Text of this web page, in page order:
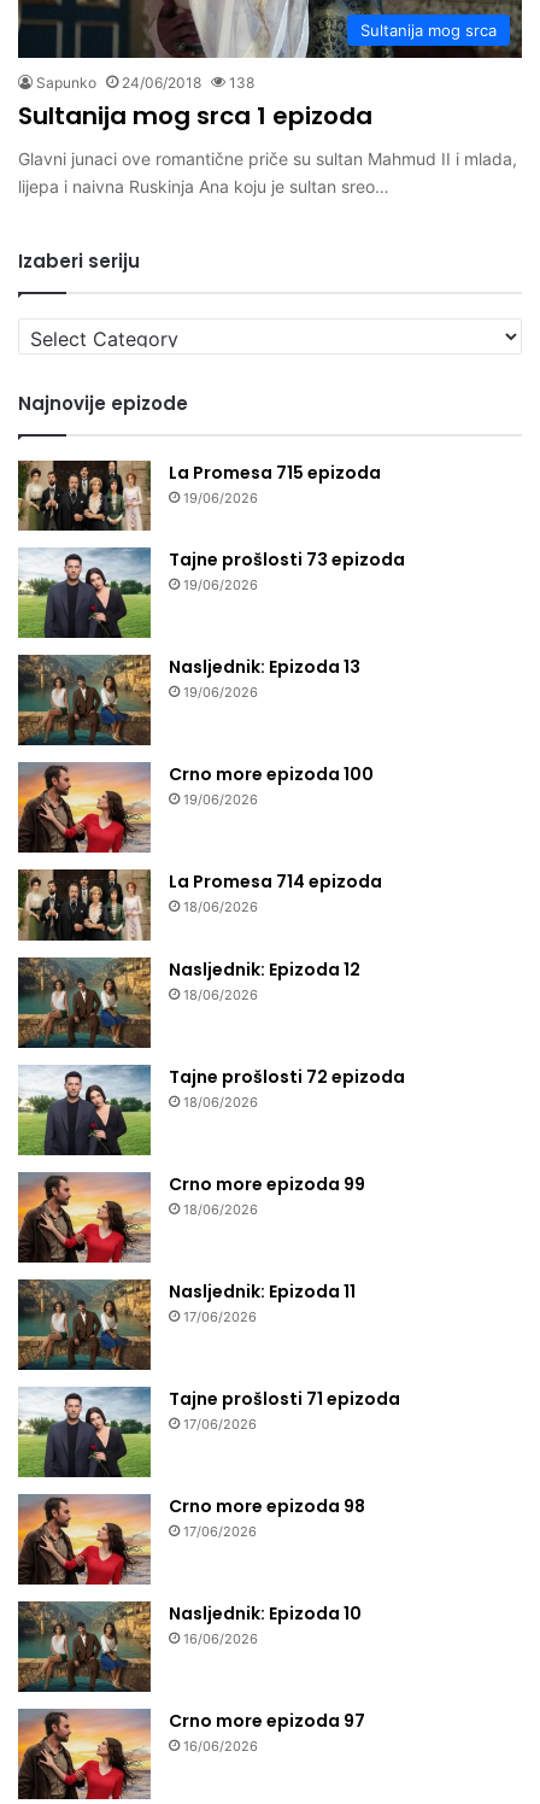
Sultanija mog srca
Sapunko 24/06/2018 138
Sultanija mog srca 1 epizoda
Glavni junaci ove romantične priče su sultan Mahmud II i mlada,
lijepa i naivna Ruskinja Ana koju je sultan sreo…
Izaberi seriju
Izaberi
seriju
Najnovije epizode
La Promesa 715 epizoda
19/06/2026
Tajne prošlosti 73 epizoda
19/06/2026
Nasljednik: Epizoda 13
19/06/2026
Crno more epizoda 100
19/06/2026
La Promesa 714 epizoda
18/06/2026
Nasljednik: Epizoda 12
18/06/2026
Tajne prošlosti 72 epizoda
18/06/2026
Crno more epizoda 99
18/06/2026
Nasljednik: Epizoda 11
17/06/2026
Tajne prošlosti 71 epizoda
17/06/2026
Crno more epizoda 98
17/06/2026
Nasljednik: Epizoda 10
16/06/2026
Crno more epizoda 97
16/06/2026